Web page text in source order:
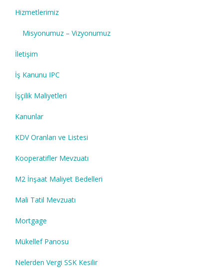
Hizmetlerimiz
Misyonumuz – Vizyonumuz
İletişim
İş Kanunu IPC
İşçilik Maliyetleri
Kanunlar
KDV Oranları ve Listesi
Kooperatifler Mevzuatı
M2 İnşaat Maliyet Bedelleri
Mali Tatil Mevzuatı
Mortgage
Mükellef Panosu
Nelerden Vergi SSK Kesilir